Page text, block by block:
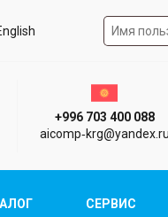
Форма
г. Алматы
Киргизия г.
+996 703 400 088
aicomp‑krg@yandex.ru
СЕРВИС